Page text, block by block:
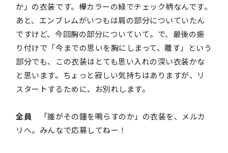
か」の衣装です。欅カラーの緑でチェック柄なんです。
あと、エンブレムがいつもは肩の部分についていたん
ですけど、今回胸の部分についていて。で、最後の振
り付けで「今までの思いを胸にしまって、離す」という
部分でも、この衣装はとても思い入れの深い衣装かな
と思います。ちょっと寂しい気持ちはありますが、リ
スタートするために、お別れします。
全員 「誰がその鐘を鳴らすのか」の衣装を、メルカ
リへ。みんなで応募してねー！